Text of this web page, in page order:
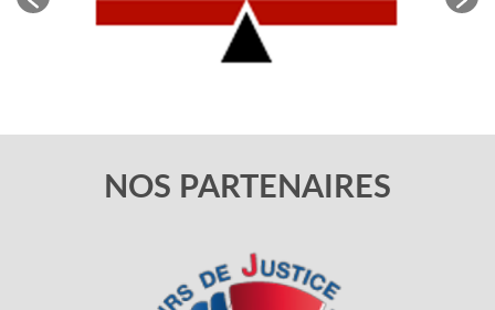
NOS PARTENAIRES